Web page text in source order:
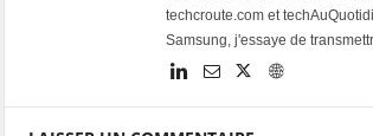
techcroute.com et
Samsung, j'essaye de